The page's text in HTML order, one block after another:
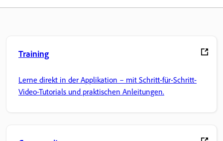
Training
Lerne direkt in der Applikation – mit Schritt-für-Schritt-
Video-Tutorials und praktischen Anleitungen.